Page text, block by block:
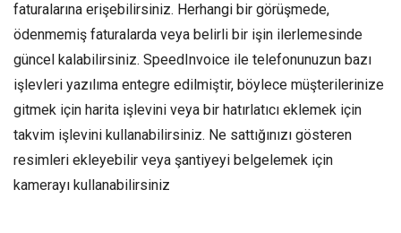
faturalarına erişebilirsiniz. Herhangi bir görüşmede,
ödenmemiş faturalarda veya belirli bir işin ilerlemesinde
güncel kalabilirsiniz. SpeedInvoice ile telefonunuzun bazı
işlevleri yazılıma entegre edilmiştir, böylece müşterilerinize
gitmek için harita işlevini veya bir hatırlatıcı eklemek için
takvim işlevini kullanabilirsiniz. Ne sattığınızı gösteren
resimleri ekleyebilir veya şantiyeyi belgelemek için
kamerayı kullanabilirsiniz